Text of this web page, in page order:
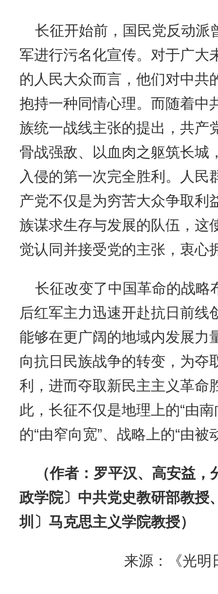
长征开始前，国民党反动派
军进行污名化宣传。对于广大
的人民大众而言，他们对中共
抱持一种同情心理。而随着中
族统一战线主张的提出，共产
骨战强敌、以血肉之躯筑长城
入侵的第一次完全胜利。人民
产党不仅是为穷苦大众争取利
族谋求生存与发展的队伍，这
觉认同并接受党的主张，衷心
长征改变了中国革命的战略
后红军主力迅速开赴抗日前线
能够在更广阔的地域内发展力
向抗日民族战争的转变，为夺
利，进而夺取新民主主义革命
此，长征不仅是地理上的“由
的“由窄向宽”、战略上的“由被
（作者：罗平汉、高安益
政学院〕中共党史教研部教授
圳〕马克思主义学院教授）
来源：《光明